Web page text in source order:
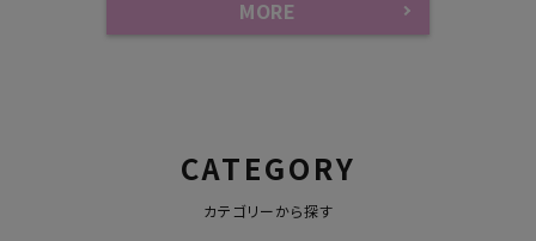
MORE
CATEGORY
カテゴリーから探す